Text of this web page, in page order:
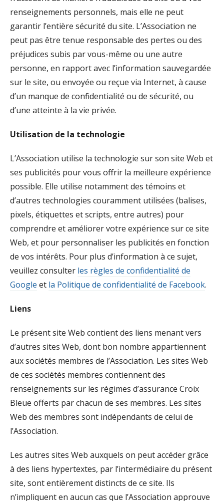
renseignements personnels, mais elle ne peut
garantir l’entière sécurité du site. L’Association ne
peut pas être tenue responsable des pertes ou des
préjudices subis par vous-même ou une autre
personne, en rapport avec l’information sauvegardée
sur le site, ou envoyée ou reçue via Internet, à cause
d’un manque de confidentialité ou de sécurité, ou
d’une atteinte à la vie privée.
Utilisation de la technologie
L’Association utilise la technologie sur son site Web et
ses publicités pour vous offrir la meilleure expérience
possible. Elle utilise notamment des témoins et
d’autres technologies couramment utilisées (balises,
pixels, étiquettes et scripts, entre autres) pour
comprendre et améliorer votre expérience sur ce site
Web, et pour personnaliser les publicités en fonction
de vos intérêts. Pour plus d’information à ce sujet,
veuillez consulter les règles de confidentialité de
Google et la Politique de confidentialité de Facebook.
Liens
Le présent site Web contient des liens menant vers
d’autres sites Web, dont bon nombre appartiennent
aux sociétés membres de l’Association. Les sites Web
de ces sociétés membres contiennent des
renseignements sur les régimes d’assurance Croix
Bleue offerts par chacun de ses membres. Les sites
Web des membres sont indépendants de celui de
l’Association.
Les autres sites Web auxquels on peut accéder grâce
à des liens hypertextes, par l’intermédiaire du présent
site, sont entièrement distincts de ce site. Ils
n’impliquent en aucun cas que l’Association approuve